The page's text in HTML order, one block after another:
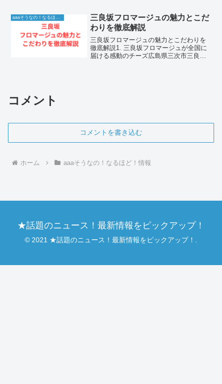
独特の言い回しと圧倒的なトーク力で長
年バラエティ番...
aaaそうなの！なるほど！情報
三良坂フロマージュの魅力とこだ
わりを徹底解説
三良坂フロマージュの魅力とこだわりを
徹底解説1. 三良坂フロマージュが全国に
届ける感動のチーズ広島県三次市三良坂
コメント
コメントを書き込む
ホーム aaaそうなの！なるほど！情報
★話題のニュース！最新情報をピックアップ！
© 2021 ★話題のニュース！最新情報をピックアップ！.